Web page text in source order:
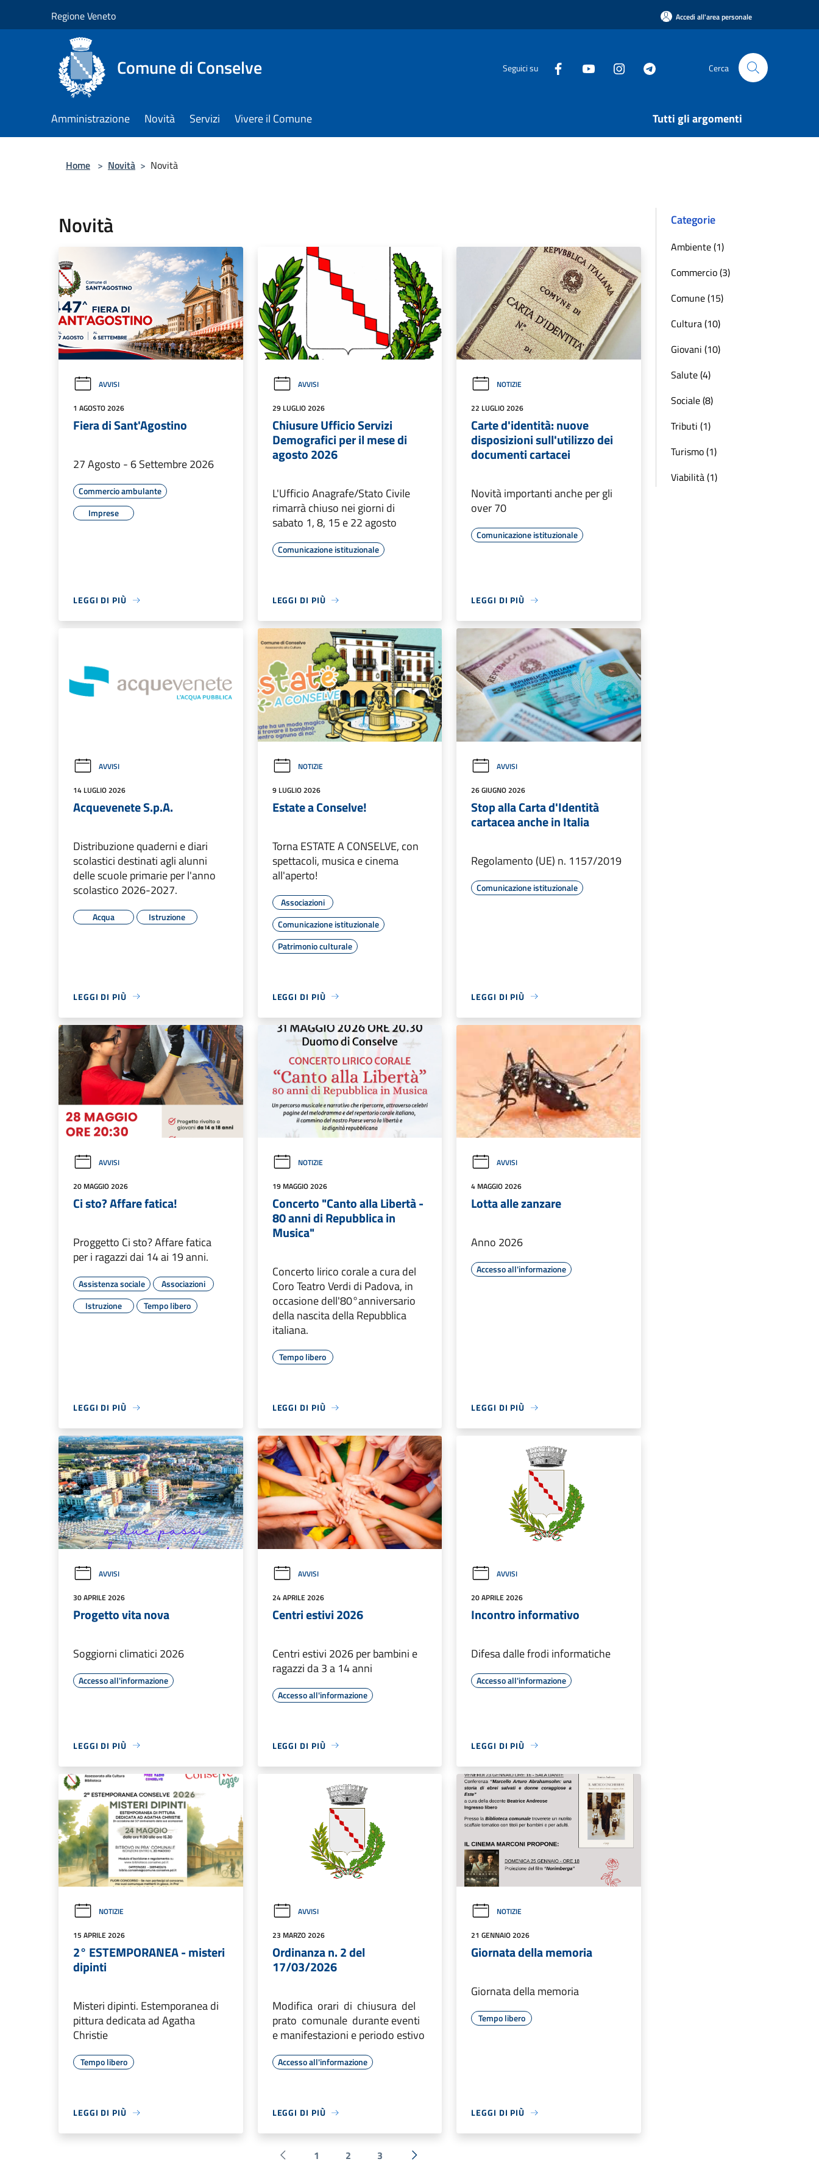
Regione Veneto Accedi all'area personale
Comune di Conselve Seguici su Cerca
Amministrazione Novità Servizi Vivere il Comune Tutti gli argomenti
Home > Novità > Novità
Novità
AVVISI
1 AGOSTO 2026
Fiera di Sant'Agostino
27 Agosto - 6 Settembre 2026
Commercio ambulante
Imprese
LEGGI DI PIÙ
AVVISI
29 LUGLIO 2026
Chiusure Ufficio Servizi
Demografici per il mese di
agosto 2026
L'Ufficio Anagrafe/Stato Civile
rimarrà chiuso nei giorni di
sabato 1, 8, 15 e 22 agosto
Comunicazione istituzionale
LEGGI DI PIÙ
NOTIZIE
22 LUGLIO 2026
Carte d'identità: nuove
disposizioni sull'utilizzo dei
documenti cartacei
Novità importanti anche per gli
over 70
Comunicazione istituzionale
LEGGI DI PIÙ
AVVISI
14 LUGLIO 2026
Acquevenete S.p.A.
Distribuzione quaderni e diari
scolastici destinati agli alunni
delle scuole primarie per l'anno
scolastico 2026-2027.
Acqua Istruzione
LEGGI DI PIÙ
NOTIZIE
9 LUGLIO 2026
Estate a Conselve!
Torna ESTATE A CONSELVE, con
spettacoli, musica e cinema
all'aperto!
Associazioni
Comunicazione istituzionale
Patrimonio culturale
LEGGI DI PIÙ
AVVISI
26 GIUGNO 2026
Stop alla Carta d'Identità
cartacea anche in Italia
Regolamento (UE) n. 1157/2019
Comunicazione istituzionale
LEGGI DI PIÙ
AVVISI
20 MAGGIO 2026
Ci sto? Affare fatica!
Proggetto Ci sto? Affare fatica
per i ragazzi dai 14 ai 19 anni.
Assistenza sociale
Associazioni
Istruzione
Tempo libero
LEGGI DI PIÙ
NOTIZIE
19 MAGGIO 2026
Concerto "Canto alla Libertà -
80 anni di Repubblica in
Musica"
Concerto lirico corale a cura del
Coro Teatro Verdi di Padova, in
occasione dell'80°anniversario
della nascita della Repubblica
italiana.
Tempo libero
LEGGI DI PIÙ
AVVISI
4 MAGGIO 2026
Lotta alle zanzare
Anno 2026
Accesso all'informazione
LEGGI DI PIÙ
AVVISI
30 APRILE 2026
Progetto vita nova
Soggiorni climatici 2026
Accesso all'informazione
LEGGI DI PIÙ
AVVISI
24 APRILE 2026
Centri estivi 2026
Centri estivi 2026 per bambini e
ragazzi da 3 a 14 anni
Accesso all'informazione
LEGGI DI PIÙ
AVVISI
20 APRILE 2026
Incontro informativo
Difesa dalle frodi informatiche
Accesso all'informazione
LEGGI DI PIÙ
NOTIZIE
15 APRILE 2026
2° ESTEMPORANEA - misteri
dipinti
Misteri dipinti. Estemporanea di
pittura dedicata ad Agatha
Christie
Tempo libero
LEGGI DI PIÙ
AVVISI
23 MARZO 2026
Ordinanza n. 2 del
17/03/2026
Modifica orari di chiusura del
prato comunale durante eventi
e manifestazioni e periodo estivo
Accesso all'informazione
LEGGI DI PIÙ
NOTIZIE
21 GENNAIO 2026
Giornata della memoria
Giornata della memoria
Tempo libero
LEGGI DI PIÙ
Pagina precedente
1 2 3
Successiva »
Categorie
Ambiente (1)
Commercio (3)
Comune (15)
Cultura (10)
Giovani (10)
Salute (4)
Sociale (8)
Tributi (1)
Turismo (1)
Viabilità (1)